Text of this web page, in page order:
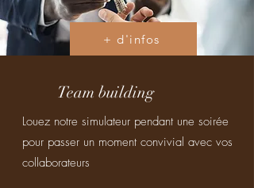
+ d'infos
Team building
Louez notre simulateur pendant une soirée
pour passer un moment convivial avec vos
collaborateurs